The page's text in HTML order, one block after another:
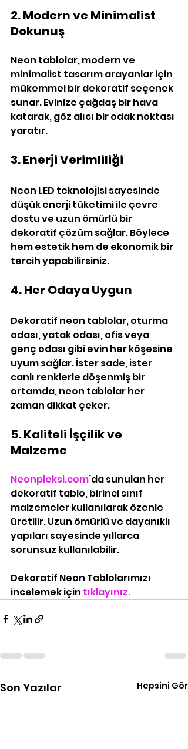
2. Modern ve Minimalist
Dokunuş
Neon tablolar, modern ve
minimalist tasarım arayanlar için
mükemmel bir dekoratif seçenek
sunar. Evinize çağdaş bir hava
katarak, göz alıcı bir odak noktası
yaratır.
3. Enerji Verimliliği
Neon LED teknolojisi sayesinde
düşük enerji tüketimi ile çevre
dostu ve uzun ömürlü bir
dekoratif çözüm sağlar. Böylece
hem estetik hem de ekonomik bir
tercih yapabilirsiniz.
4. Her Odaya Uygun
Dekoratif neon tablolar, oturma
odası, yatak odası, ofis veya
genç odası gibi evin her köşesine
uyum sağlar. İster sade, ister
canlı renklerle döşenmiş bir
ortamda, neon tablolar her
zaman dikkat çeker.
5. Kaliteli İşçilik ve
Malzeme
Neonpleksi.com’da sunulan her
dekoratif tablo, birinci sınıf
malzemeler kullanılarak özenle
üretilir. Uzun ömürlü ve dayanıklı
yapıları sayesinde yıllarca
sorunsuz kullanılabilir.
Dekoratif Neon Tablolarımızı
incelemek için tıklayınız.
Son Yazılar Hepsini Gör